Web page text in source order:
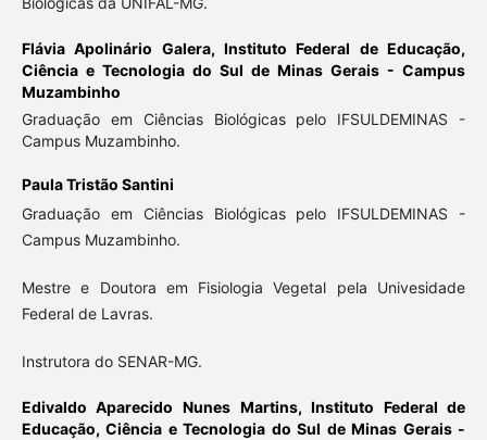
Flávia Apolinário Galera, Instituto Federal de Educação,
Ciência e Tecnologia do Sul de Minas Gerais - Campus
Muzambinho
Graduação em Ciências Biológicas pelo IFSULDEMINAS -
Campus Muzambinho.
Paula Tristão Santini
Graduação em Ciências Biológicas pelo IFSULDEMINAS -
Campus Muzambinho.
Mestre e Doutora em Fisiologia Vegetal pela Univesidade
Federal de Lavras.
Instrutora do SENAR-MG.
Edivaldo Aparecido Nunes Martins,Instituto Federal de
Educação, Ciência e Tecnologia do Sul de Minas Gerais -